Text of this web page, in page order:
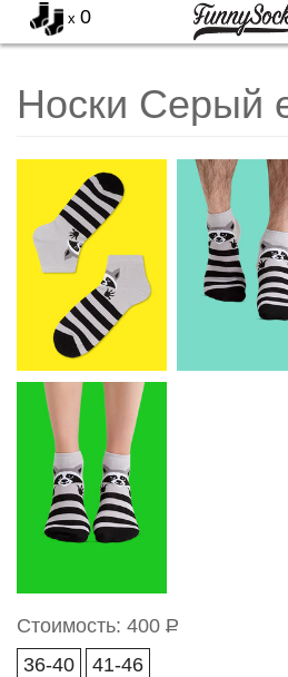
x 0
Носки Серый
Стоимость: 400 Р
36-40
41-46